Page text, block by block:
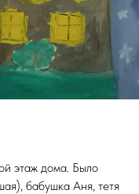
этаж дома. Было
бабушка Аня, тетя